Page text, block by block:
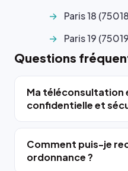
Paris 18
Paris 19
Questions
Ma téléconsultation
confidentielle et
Comment puis-je
ordonnance ?